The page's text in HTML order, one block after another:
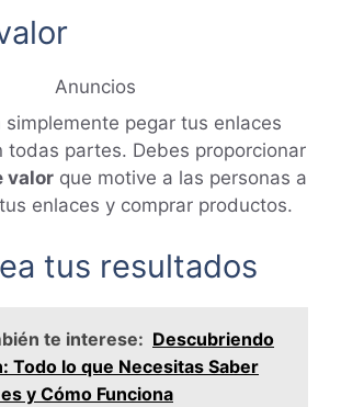
Anuncios
pegar tus enlaces
todas partes. Debes proporcionar
valor que motive a las personas a
enlaces y comprar productos.
tus resultados
te interese: Descubriendo
Todo lo que Necesitas Saber
y Cómo Funciona